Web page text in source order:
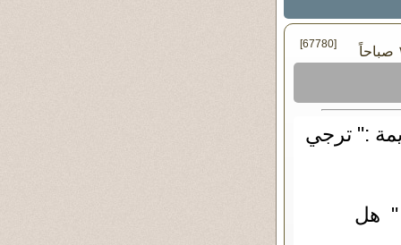
[67780]
:" ترجي
" هل